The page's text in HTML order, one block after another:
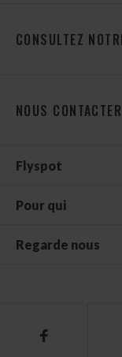
CONSULTEZ
NOUS CONTACTER
Flyspot
Pour qui
Regarde nous